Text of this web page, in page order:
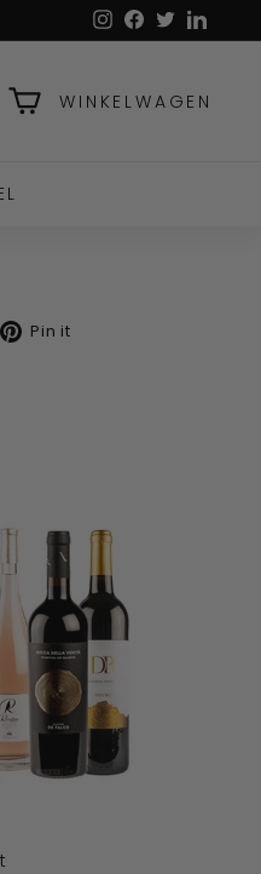
Instagram
Facebook
Twitter
WINKELWAGEN
Pin it